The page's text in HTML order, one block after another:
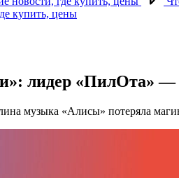
купить, цены
лидер «ПилОта»
музыка «Алисы» потеряла